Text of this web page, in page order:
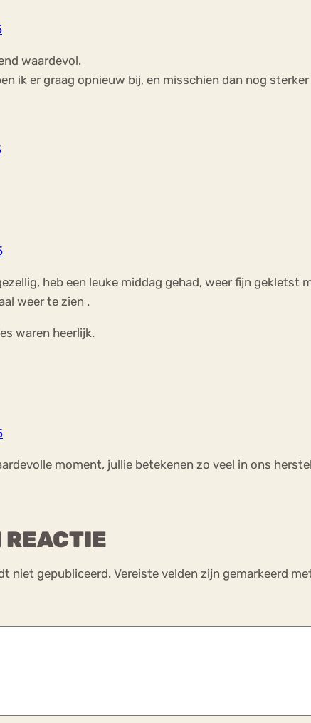
waardevol.
ik er graag opnieuw bij, en misschien dan nog
heb een leuke middag gehad, weer fijn gekletst
weer te zien .
waren heerlijk.
moment, jullie betekenen zo veel in ons
REACTIE
niet gepubliceerd. Vereiste velden zijn gemarkeerd